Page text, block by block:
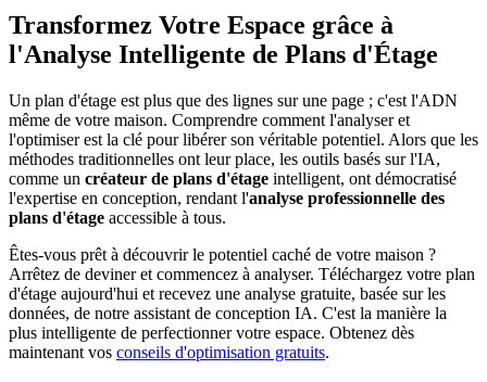
Transformez Votre Espace grâce à
l'Analyse Intelligente de Plans d'Étage
Un plan d'étage est plus que des lignes sur une page ; c'est l'ADN
même de votre maison. Comprendre comment l'analyser et
l'optimiser est la clé pour libérer son véritable potentiel. Alors que les
méthodes traditionnelles ont leur place, les outils basés sur l'IA,
comme un créateur de plans d'étage intelligent, ont démocratisé
l'expertise en conception, rendant l'analyse professionnelle des
plans d'étage accessible à tous.
Êtes-vous prêt à découvrir le potentiel caché de votre maison ?
Arrêtez de deviner et commencez à analyser. Téléchargez votre plan
d'étage aujourd'hui et recevez une analyse gratuite, basée sur les
données, de notre assistant de conception IA. C'est la manière la
plus intelligente de perfectionner votre espace. Obtenez dès
maintenant vos conseils d'optimisation gratuits.